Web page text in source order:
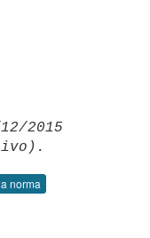
2015
norma